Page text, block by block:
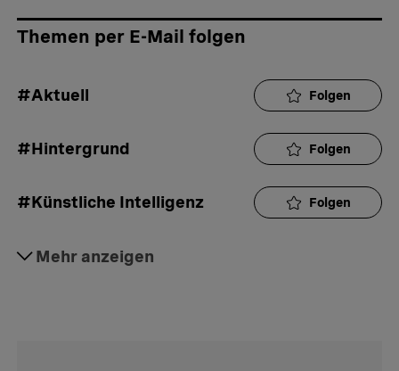
Themen per E-Mail folgen
#Aktuell Folgen
#Hintergrund Folgen
#Künstliche Intelligenz Folgen
Mehr anzeigen
#Politik